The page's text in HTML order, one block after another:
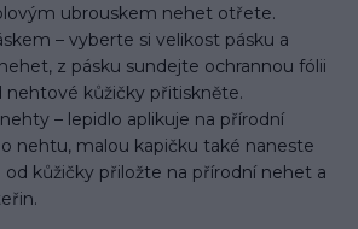
ubrouskem nehet otřete.
– vyberte si velikost pásku a
z pásku sundejte ochrannou fólii
nehtové kůžičky přitiskněte.
– lepidlo aplikuje na přírodní
nehtu, malou kapičku také naneste
od kůžičky přiložte na přírodní nehet a